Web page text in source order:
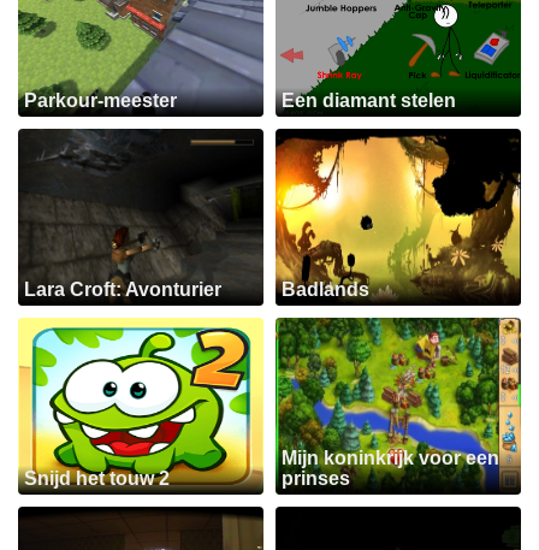
Parkour-meester Een diamant stelen
Lara Croft: Avonturier Badlands
Snijd het touw 2
Mijn koninkrijk voor een
prinses